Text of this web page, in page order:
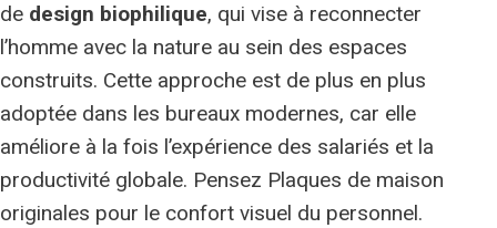
de design biophilique, qui vise à reconnecter
l’homme avec la nature au sein des espaces
construits. Cette approche est de plus en plus
adoptée dans les bureaux modernes, car elle
améliore à la fois l’expérience des salariés et la
productivité globale. Pensez Plaques de maison
originales pour le confort visuel du personnel.